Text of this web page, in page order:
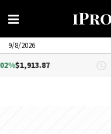
9/8/2026